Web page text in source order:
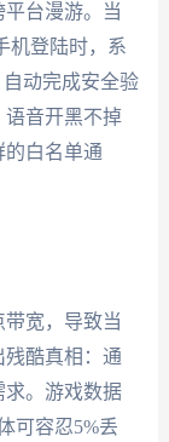
台漫游。当
机登陆时，系
动完成安全验
音开黑不掉
白名单通
宽，导致当
酷真相：通
求。游戏数据
可容忍5%丢